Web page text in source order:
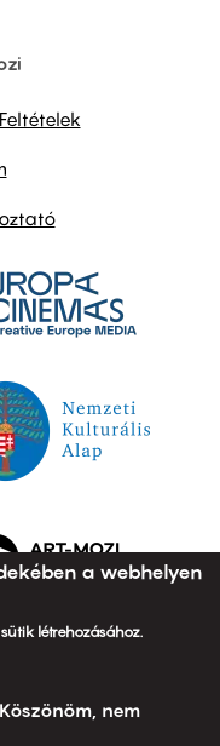
a webhelyen
létrehozásához.
Köszönöm, nem